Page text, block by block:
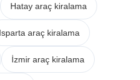
Hatay araç kiralama
Isparta araç kiralama
İzmir araç kiralama